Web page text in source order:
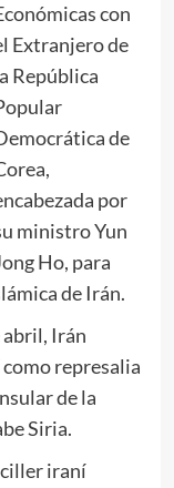
con
Extranjero de
República
de
por
ministro Yun
Ho, para
de Irán.
abril, Irán
represalia
de la
Siria.
iraní